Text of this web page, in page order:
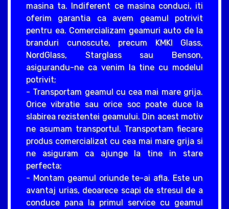
masina ta. Indiferent ce masina conduci, iti
oferim garantia ca avem geamul potrivit
pentru ea. Comercializam geamuri auto de la
branduri cunoscute, precum KMKI Glass,
NordGlass, Starglass sau Benson,
asigurandu-ne ca venim la tine cu modelul
potrivit;
- Transportam geamul cu cea mai mare grija.
Orice vibratie sau orice soc poate duce la
slabirea rezistentei geamului. Din acest motiv
ne asumam transportul. Transportam fiecare
produs comercializat cu cea mai mare grija si
ne asiguram ca ajunge la tine in stare
perfecta;
- Montam geamul oriunde te-ai afla. Este un
avantaj urias, deoarece scapi de stresul de a
conduce pana la primul service cu geamul